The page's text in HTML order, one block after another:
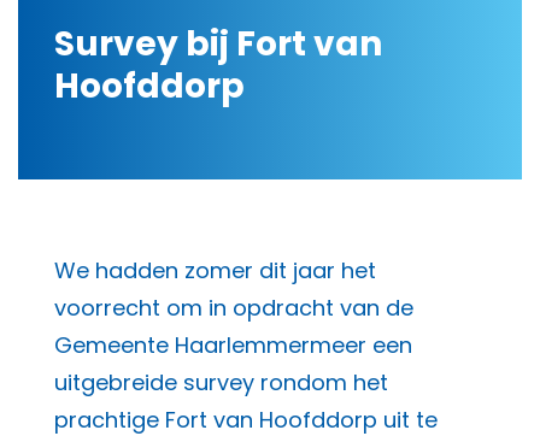
Survey bij Fort van
Hoofddorp
We hadden zomer dit jaar het
voorrecht om in opdracht van de
Gemeente Haarlemmermeer een
uitgebreide survey rondom het
prachtige Fort van Hoofddorp uit te